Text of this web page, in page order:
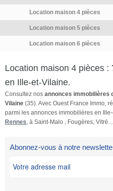
Location maison 4 pièces
Location maison 5 pièces
Location maison 6 pièces
Location maison 4 pièces :
en Ille-et-Vilaine.
Consultez nos annonces immobilières
Vilaine (35). Avec Ouest France Immo,
parmi les annonces immobilières en Ille-
Rennes , à Saint-Malo , Fougères, Vitré…
Abonnez-vous à notre